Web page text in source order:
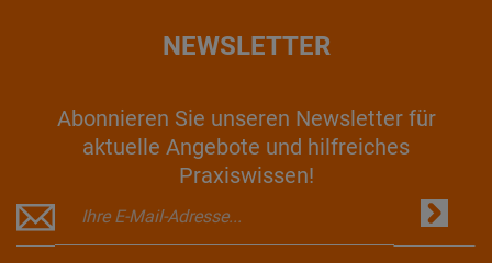
NEWSLETTER
Abonnieren Sie unseren Newsletter für
aktuelle Angebote und hilfreiches
Praxiswissen!